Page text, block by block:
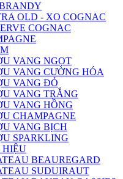
OLD - XO COGNAC
COGNAC
VANG NGỌT
VANG CƯỜNG HÓA
VANG ĐỎ
VANG TRẮNG
VANG HỒNG
CHAMPAGNE
VANG BỊCH
SPARKLING
HIỆU
BEAUREGARD
SUDUIRAUT